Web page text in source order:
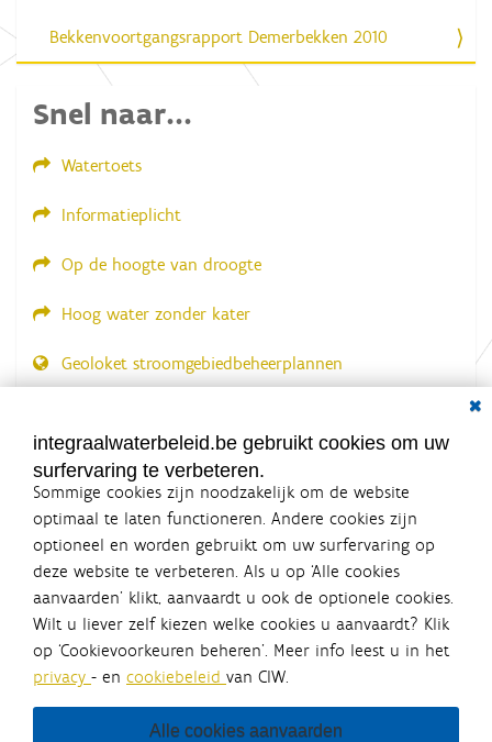
Bekkenvoortgangsrapport Demerbekken 2010
Snel naar...
Watertoets
Informatieplicht
Op de hoogte van droogte
Hoog water zonder kater
Geoloket stroomgebiedbeheerplannen
LOGIN VEREIST
integraalwaterbeleid.be gebruikt cookies om uw
surfervaring te verbeteren.
Sommige cookies zijn noodzakelijk om de website
optimaal te laten functioneren. Andere cookies zijn
optioneel en worden gebruikt om uw surfervaring op
deze website te verbeteren. Als u op ‘Alle cookies
aanvaarden’ klikt, aanvaardt u ook de optionele cookies.
Wilt u liever zelf kiezen welke cookies u aanvaardt? Klik
op ‘Cookievoorkeuren beheren’. Meer info leest u in het
privacy - en cookiebeleid van CIW.
Alle cookies aanvaarden
Integraalwaterbeleid.be is een
officiële website van de Vlaamse
overheid
uitgegeven door Coördinatiecommissie Integraal
Waterbeleid
De Coördinatiecommissie Integraal Waterbeleid (CIW) is een
bestuursniveaus die bij het waterbeleid betrokken zijn. Ook
waterbedrijven nemen deel aan het overleg. Deze